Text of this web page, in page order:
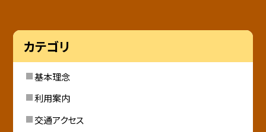
カテゴリ
基本理念
利用案内
交通アクセス